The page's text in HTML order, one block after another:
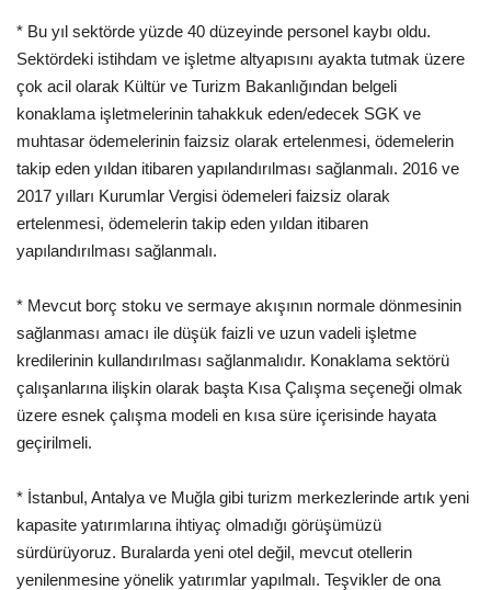
* Bu yıl sektörde yüzde 40 düzeyinde personel kaybı oldu.
Sektördeki istihdam ve işletme altyapısını ayakta tutmak üzere
çok acil olarak Kültür ve Turizm Bakanlığından belgeli
konaklama işletmelerinin tahakkuk eden/edecek SGK ve
muhtasar ödemelerinin faizsiz olarak ertelenmesi, ödemelerin
takip eden yıldan itibaren yapılandırılması sağlanmalı. 2016 ve
2017 yılları Kurumlar Vergisi ödemeleri faizsiz olarak
ertelenmesi, ödemelerin takip eden yıldan itibaren
yapılandırılması sağlanmalı.
* Mevcut borç stoku ve sermaye akışının normale dönmesinin
sağlanması amacı ile düşük faizli ve uzun vadeli işletme
kredilerinin kullandırılması sağlanmalıdır. Konaklama sektörü
çalışanlarına ilişkin olarak başta Kısa Çalışma seçeneği olmak
üzere esnek çalışma modeli en kısa süre içerisinde hayata
geçirilmeli.
* İstanbul, Antalya ve Muğla gibi turizm merkezlerinde artık yeni
kapasite yatırımlarına ihtiyaç olmadığı görüşümüzü
sürdürüyoruz. Buralarda yeni otel değil, mevcut otellerin
yenilenmesine yönelik yatırımlar yapılmalı. Teşvikler de ona